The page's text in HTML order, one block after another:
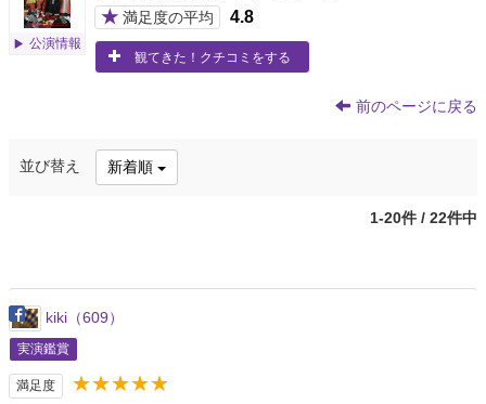
t
i
公演情報
★ 満足度の平均 4.8
観てきた！クチコミをする
前のページに戻る
並び替え 新着順
1-20件 / 22件中
kiki（609）
実演鑑賞
満足度 ★★★★★